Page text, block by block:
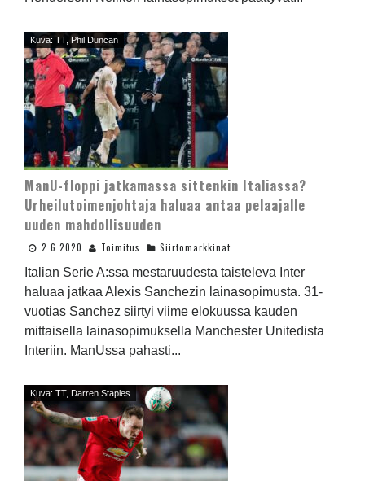
Kuva: TT, Phil Duncan
ManU-floppi jatkamassa sittenkin Italiassa?
Urheilutoimenjohtaja haluaa antaa pelaajalle
uuden mahdollisuuden
2.6.2020 Toimitus Siirtomarkkinat
Italian Serie A:ssa mestaruudesta taisteleva Inter
haluaa jatkaa Alexis Sanchezin lainasopimusta. 31-
vuotias Sanchez siirtyi viime elokuussa kauden
mittaisella lainasopimuksella Manchester Unitedista
Interiin. ManUssa pahasti...
Kuva: TT, Darren Staples